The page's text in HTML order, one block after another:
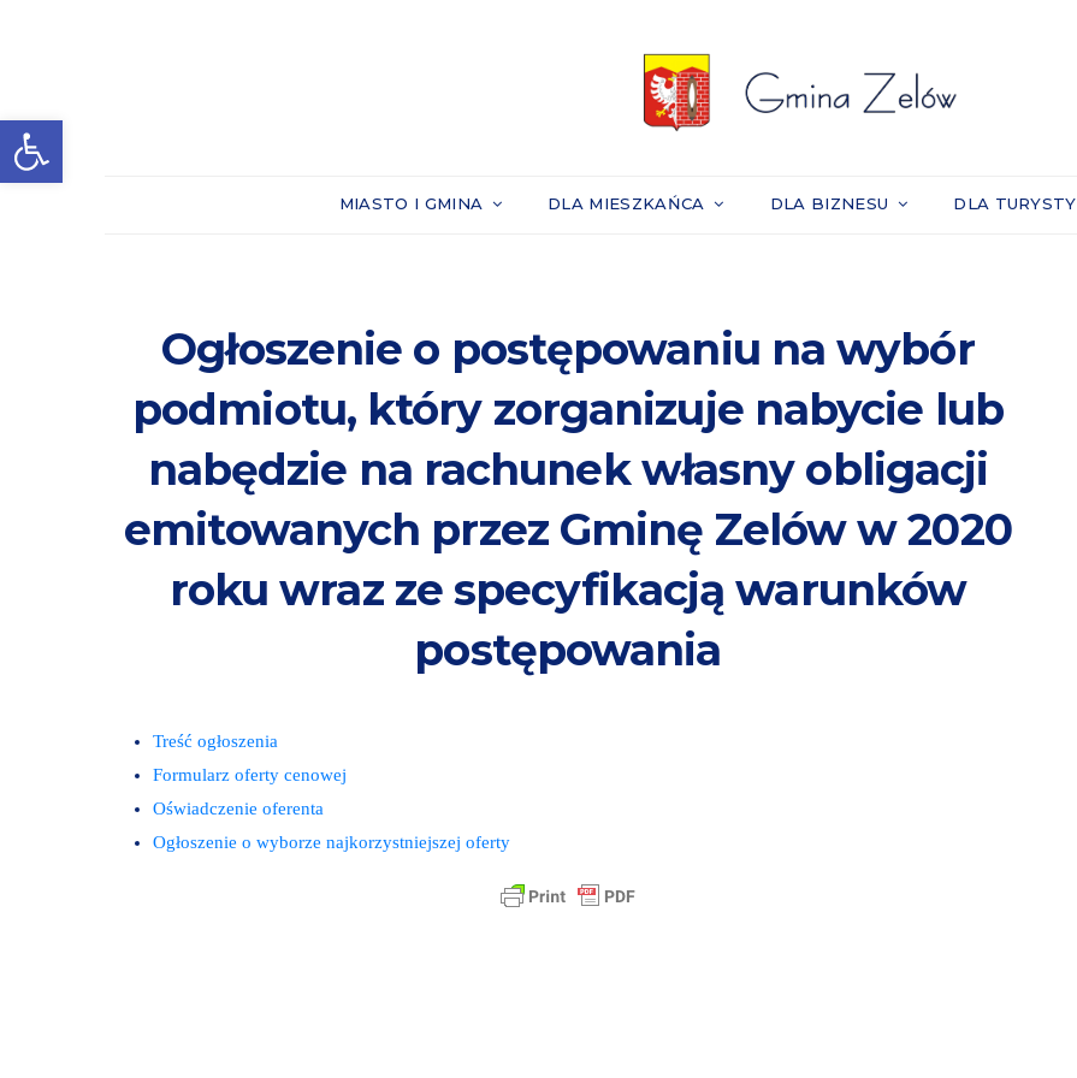
Otwórz pasek narzędzi
MIASTO I GMINA DLA MIESZKAŃCA DLA BIZNESU DLA TURYSTY
Ogłoszenie o postępowaniu na wybór
podmiotu, który zorganizuje nabycie lub
nabędzie na rachunek własny obligacji
emitowanych przez Gminę Zelów w 2020
roku wraz ze specyfikacją warunków
postępowania
Treść ogłoszenia
Formularz oferty cenowej
Oświadczenie oferenta
Ogłoszenie o wyborze najkorzystniejszej oferty